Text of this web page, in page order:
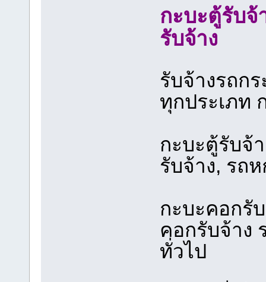
กะบะตู้รับจ้
รับจ้าง
รับจ้างรถก
ทุกประเภท
กะบะตู้รับจ้
รับจ้าง, รถ
กะบะคอกรั
คอกรับจ้าง
ทั่วไป